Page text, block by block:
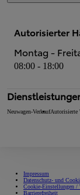
Autorisierter
Montag -
08:00 - 18:00
Neuwagen-VerkaufAutorisierte
Impressum
Datenschutz- und
Cookie-Einstellungen /
Barrierefreiheit